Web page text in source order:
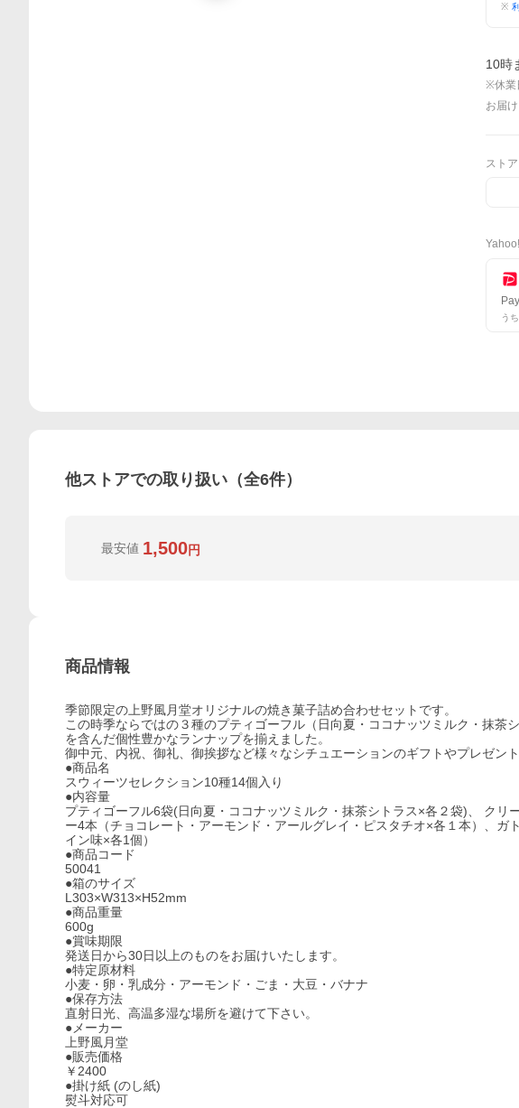
※
10時
※休業
お届
スト
う
他ストアでの取り扱い（全6件）
最安値 1,500円
商品情報
季節限定の上野風月堂オリジナルの焼き菓子詰め合わせセットです。
この時季ならではの３種のプティゴーフル（日向夏・ココナッツミルク・抹茶
を含んだ個性豊かなランナップを揃えました。
御中元、内祝、御礼、御挨拶など様々なシチュエーションのギフトやプレゼント
●商品名
スウィーツセレクション10種14個入り
●内容量
プティゴーフル6袋(日向夏・ココナッツミルク・抹茶シトラス×各２袋)、 ク
ー4本（チョコレート・アーモンド・アールグレイ・ピスタチオ×各１本）、
イン味×各1個）
●商品コード
50041
●箱のサイズ
L303×W313×H52mm
●商品重量
600g
●賞味期限
発送日から30日以上のものをお届けいたします。
●特定原材料
小麦・卵・乳成分・アーモンド・ごま・大豆・バナナ
●保存方法
直射日光、高温多湿な場所を避けて下さい。
●メーカー
上野風月堂
●販売価格
￥2400
●掛け紙 (のし紙)
熨斗対応可